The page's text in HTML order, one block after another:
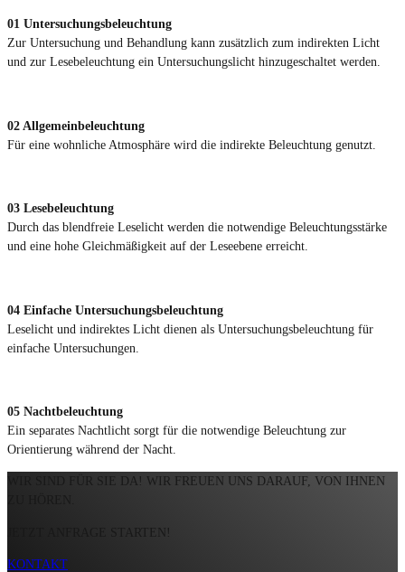
01 Untersuchungsbeleuchtung
Zur Untersuchung und Behandlung kann zusätzlich zum indirekten Licht
und zur Lesebeleuchtung ein Untersuchungslicht hinzugeschaltet werden.
02 Allgemeinbeleuchtung
Für eine wohnliche Atmosphäre wird die indirekte Beleuchtung genutzt.
03 Lesebeleuchtung
Durch das blendfreie Leselicht werden die notwendige Beleuchtungsstärke
und eine hohe Gleichmäßigkeit auf der Leseebene erreicht.
04 Einfache Untersuchungsbeleuchtung
Leselicht und indirektes Licht dienen als Untersuchungsbeleuchtung für
einfache Untersuchungen.
05 Nachtbeleuchtung
Ein separates Nachtlicht sorgt für die notwendige Beleuchtung zur
Orientierung während der Nacht.
WIR SIND FÜR SIE DA! WIR FREUEN UNS DARAUF, VON IHNEN
JETZT ANFRAGE STARTEN!
KONTAKT